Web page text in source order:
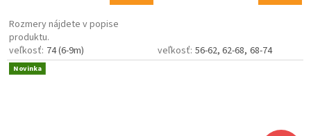
Rozmery nájdete v popise
produktu.
74 (6-9m)
56-62 62-68 68-74
Novinka